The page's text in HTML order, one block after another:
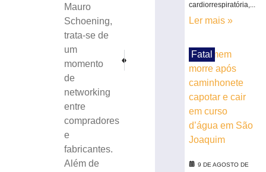
Mauro
Schoening,
trata-se de
um
momento
de
networking
entre
compradores
e
fabricantes.
Além de
Sociedade do Pelznickel encanta público
Evento Cultural Polonês contará com visita
Brusque
acontece
próxima
terça,
agosto
cardiorrespiratória,...
Ler mais »
Fatal
9 DE AGOSTO DE